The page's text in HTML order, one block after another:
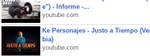
e") - Informe -...
youtube.com
Ke Personajes - Justo a Tiempo
bia)
youtube.com